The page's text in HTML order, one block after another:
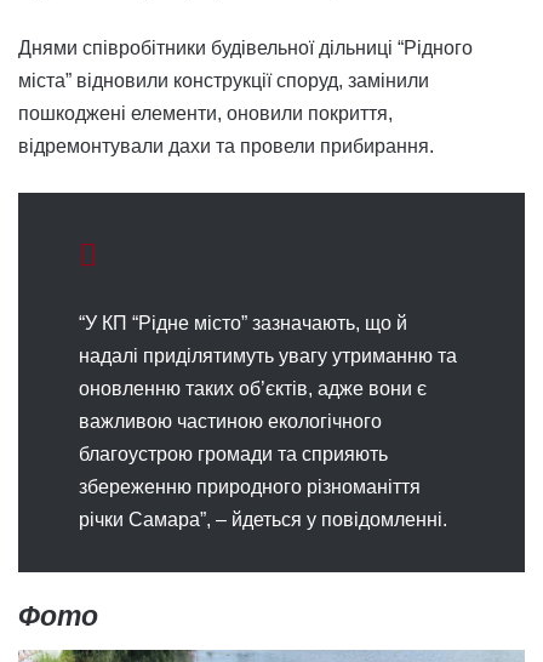
Днями співробітники будівельної дільниці “Рідного
міста” відновили конструкції споруд, замінили
пошкоджені елементи, оновили покриття,
відремонтували дахи та провели прибирання.
“У КП “Рідне місто” зазначають, що й
надалі приділятимуть увагу утриманню та
оновленню таких об’єктів, адже вони є
важливою частиною екологічного
благоустрою громади та сприяють
збереженню природного різноманіття
річки Самара”, – йдеться у повідомленні.
Фото